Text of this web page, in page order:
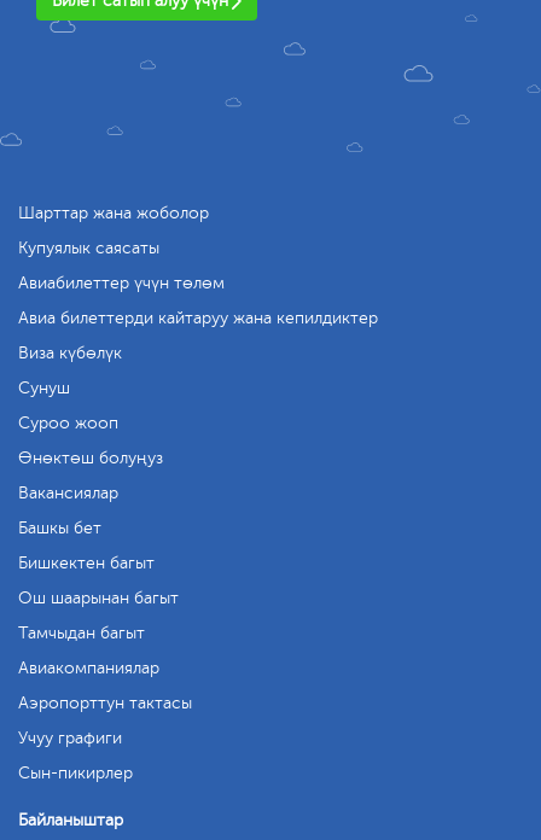
Шарттар жана жоболор
Купуялык саясаты
Авиабилеттер үчүн төлөм
Авиа билеттерди кайтаруу жана кепилдиктер
Виза күбөлүк
Сунуш
Суроо жооп
Өнөктөш болуңуз
Вакансиялар
Башкы бет
Бишкектен багыт
Ош шаарынан багыт
Тамчыдан багыт
Авиакомпаниялар
Аэропорттун тактасы
Учуу графиги
Сын-пикирлер
Байланыштар